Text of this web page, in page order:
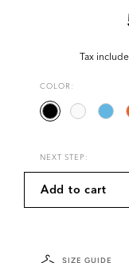
Tax
COLOR:
NEXT STEP:
SIZE GUIDE
Add to cart